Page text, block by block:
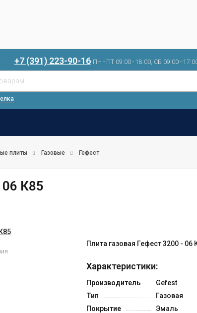
+7 (391) 223-90-16 ПН - ПТ 09:00 - 18:00, СБ 09:00 -
плиты Газовые Гефест
06 К85
Плита газовая Гефест 3200 - 06
Характеристики:
Производитель
Gefest
Тип
Газовая
Покрытие
Эмаль